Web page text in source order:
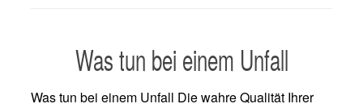
Was tun bei einem Unfall
Was tun bei einem Unfall Die wahre Qualität Ihrer